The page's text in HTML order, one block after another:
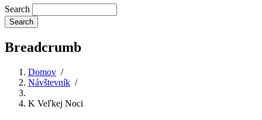
Search
Breadcrumb
Domov /
Návštevník /
K Veľkej Noci